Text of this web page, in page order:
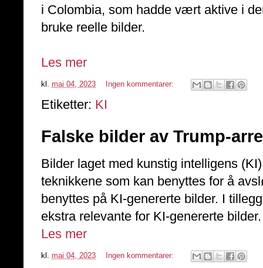
i Colombia, som hadde vært aktive i
bruke reelle bilder.
Les mer
kl. mai 04, 2023 Ingen kommentarer:
Etiketter: KI
Falske bilder av Trump-
Bilder laget med kunstig intelligens
teknikkene som kan benyttes for å
benyttes på KI-genererte bilder. I
ekstra relevante for KI-genererte bilder.
Les mer
kl. mai 04, 2023 Ingen kommentarer: